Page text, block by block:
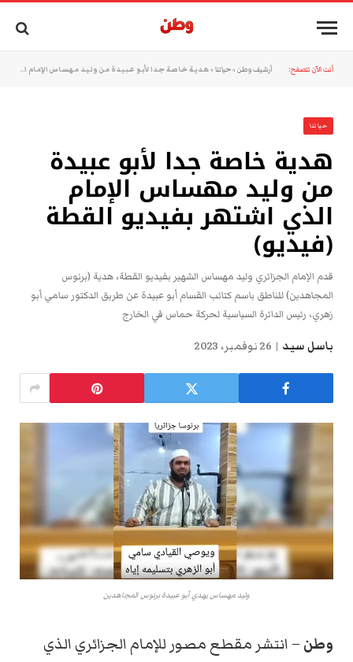
أنت الآن تتصفح: أرشيف وطن »حياتنا »هدية خاصة جدا لأبو عبيدة من وليد مهساس الإمام الذي اشتهر بفيديو القطة (فيديو)
حياتنا
هدية خاصة جدا لأبو عبيدة
من وليد مهساس الإمام
الذي اشتهر بفيديو القطة
(فيديو)
قدم الإمام الجزائري وليد مهساس الشهير بفيديو القطة، هدية (برنوس
المجاهدين) للناطق باسم كتائب القسام أبو عبيدة عن طريق الدكتور سامي أبو
زهري، رئيس الدائرة السياسية لحركة حماس في الخارج
باسل سيد 26 نوفمبر، 2023
وليد مهساس يهدي أبو عبيدة برنوس المجاهدين
وطن – انتشر مقطع مصور للإمام الجزائري الذي